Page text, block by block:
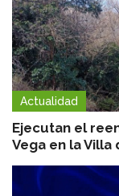
Actualidad
Ejecutan el
Vega en la Villa